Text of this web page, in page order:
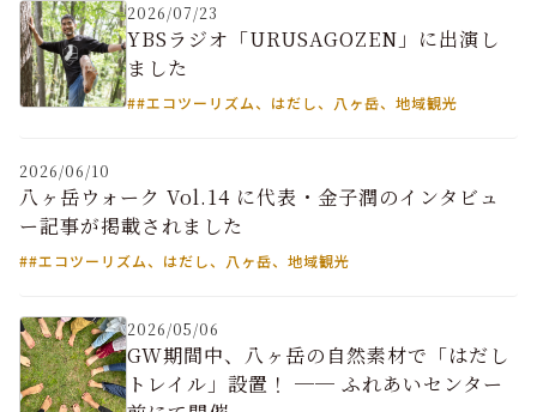
2026/07/23
YBSラジオ「URUSAGOZEN」に出演し
ました
##エコツーリズム、はだし、八ヶ岳、地域観光
2026/06/10
八ヶ岳ウォーク Vol.14 に代表・金子潤のインタビュ
ー記事が掲載されました
##エコツーリズム、はだし、八ヶ岳、地域観光
2026/05/06
GW期間中、八ヶ岳の自然素材で「はだし
トレイル」設置！ ── ふれあいセンター